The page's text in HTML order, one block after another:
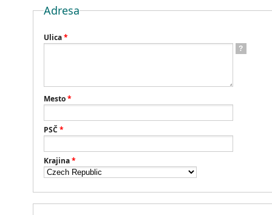
Adresa
Ulica*
?
Mesto*
PSČ *
Krajina*